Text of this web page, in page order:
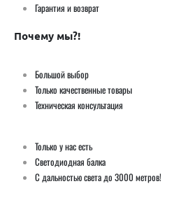
Гарантия и возврат
Почему мы?!
Большой выбор
Только качественные товары
Техническая консультация
Только у нас есть
Светодиодная балка
С дальностью света до 3000 метров!